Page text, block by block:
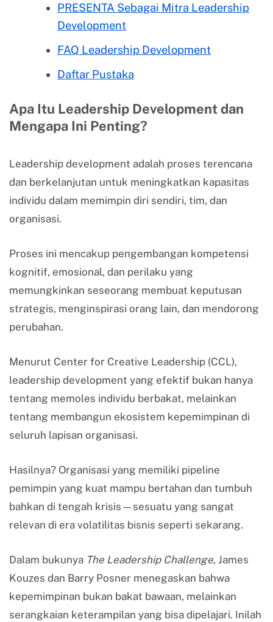
PRESENTA Sebagai Mitra Leadership
Development
FAQ Leadership Development
Daftar Pustaka
Apa Itu Leadership Development dan
Mengapa Ini Penting?
Leadership development adalah proses terencana
dan berkelanjutan untuk meningkatkan kapasitas
individu dalam memimpin diri sendiri, tim, dan
organisasi.
Proses ini mencakup pengembangan kompetensi
kognitif, emosional, dan perilaku yang
memungkinkan seseorang membuat keputusan
strategis, menginspirasi orang lain, dan mendorong
perubahan.
Menurut Center for Creative Leadership (CCL),
leadership development yang efektif bukan hanya
tentang memoles individu berbakat, melainkan
tentang membangun ekosistem kepemimpinan di
seluruh lapisan organisasi.
Hasilnya? Organisasi yang memiliki pipeline
pemimpin yang kuat mampu bertahan dan tumbuh
bahkan di tengah krisis—sesuatu yang sangat
relevan di era volatilitas bisnis seperti sekarang.
Dalam bukunya The Leadership Challenge, James
Kouzes dan Barry Posner menegaskan bahwa
kepemimpinan bukan bakat bawaan, melainkan
serangkaian keterampilan yang bisa dipelajari. Inilah